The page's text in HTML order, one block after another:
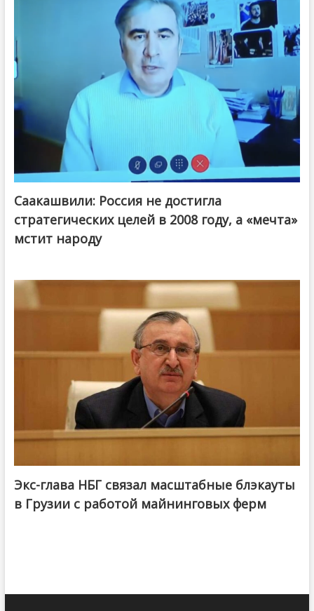
Саакашвили: Россия не достигла
стратегических целей в 2008 году, а «мечта»
мстит народу
Экс-глава НБГ связал масштабные блэкауты
в Грузии с работой майнинговых ферм